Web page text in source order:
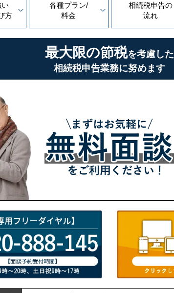
方
各種プラン/
料金
相続税申告の
流れ
最大限の節税を考慮した
相続税申告業務に努めます